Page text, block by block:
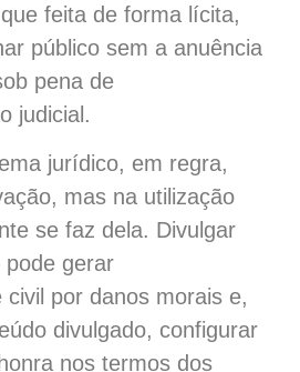
feita de forma lícita,
público sem a anuência
pena de
judicial.
jurídico, em regra,
mas na utilização
se faz dela. Divulgar
pode gerar
civil por danos morais e,
divulgado, configurar
nos termos dos